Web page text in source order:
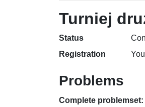
Turniej
Status
Registration
Problems
Complete problemset: